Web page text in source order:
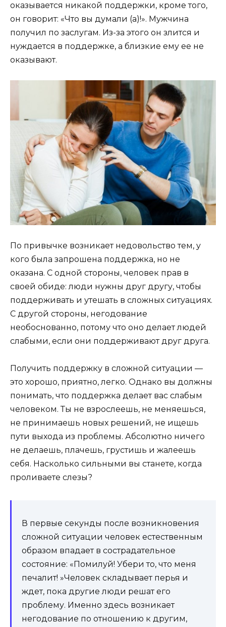
оказывается никакой поддержки, кроме того,
он говорит: «Что вы думали (а)!». Мужчина
получил по заслугам. Из-за этого он злится и
нуждается в поддержке, а близкие ему ее не
оказывают.
По привычке возникает недовольство тем, у
кого была запрошена поддержка, но не
оказана. С одной стороны, человек прав в
своей обиде: люди нужны друг другу, чтобы
поддерживать и утешать в сложных ситуациях.
С другой стороны, негодование
необоснованно, потому что оно делает людей
слабыми, если они поддерживают друг друга.
Получить поддержку в сложной ситуации —
это хорошо, приятно, легко. Однако вы должны
понимать, что поддержка делает вас слабым
человеком. Ты не взрослеешь, не меняешься,
не принимаешь новых решений, не ищешь
пути выхода из проблемы. Абсолютно ничего
не делаешь, плачешь, грустишь и жалеешь
себя. Насколько сильными вы станете, когда
проливаете слезы?
В первые секунды после возникновения
сложной ситуации человек естественным
образом впадает в сострадательное
состояние: «Помилуй! Убери то, что меня
печалит! »Человек складывает перья и
ждет, пока другие люди решат его
проблему. Именно здесь возникает
негодование по отношению к другим,